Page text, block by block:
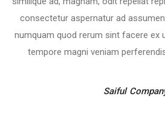
consectetur aspernatur ad
numquam quod rerum sint facere ex
tempore magni veniam
Saiful